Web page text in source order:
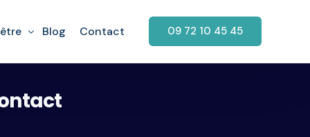
Fenêtre
Blog Contact 09 72 10 45 45